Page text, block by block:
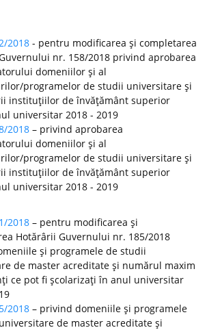
2018 - pentru modificarea şi completarea
nr. 158/2018 privind aprobarea
domeniilor şi al
programelor de studii universitare şi
instituţiilor de învăţământ superior
universitar 2018 - 2019
2018 – privind aprobarea
domeniilor şi al
programelor de studii universitare şi
instituţiilor de învăţământ superior
universitar 2018 - 2019
2018 – pentru modificarea şi
Hotărârii Guvernului nr. 185/2018
şi programele de studii
de master acreditate şi numărul maxim
ce pot fi şcolarizaţi în anul universitar
2018 – privind domeniile şi programele
de master acreditate şi